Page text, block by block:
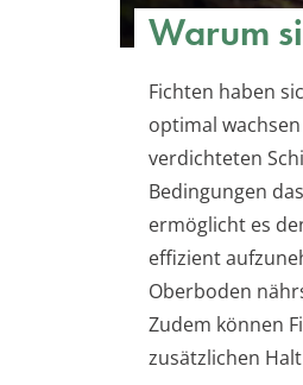
Warum
Fichten haben
optimal
verdichteten
Bedingungen
ermöglicht es
effizient
Oberboden
Zudem können
zusätzlichen